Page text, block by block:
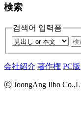
検索
검색어 입력폼
会社紹介 著作権 PC版
ⓒ JoongAng Ilbo